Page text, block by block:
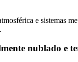
e sistemas
nublado e